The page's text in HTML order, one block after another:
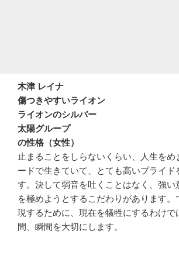
木津 レイナ
傷つきやすいライオン
ライオンのシルバー
太陽グループ
の性格（女性）
止まることをしらないくらい、人生をめ
ードで生きていて、とても高いプライド
す。決して弱音を吐くことはなく、強い
を極めようとするこだわりがあります。
現するために、現在を犠牲にするわけで
間、瞬間を大切にします。